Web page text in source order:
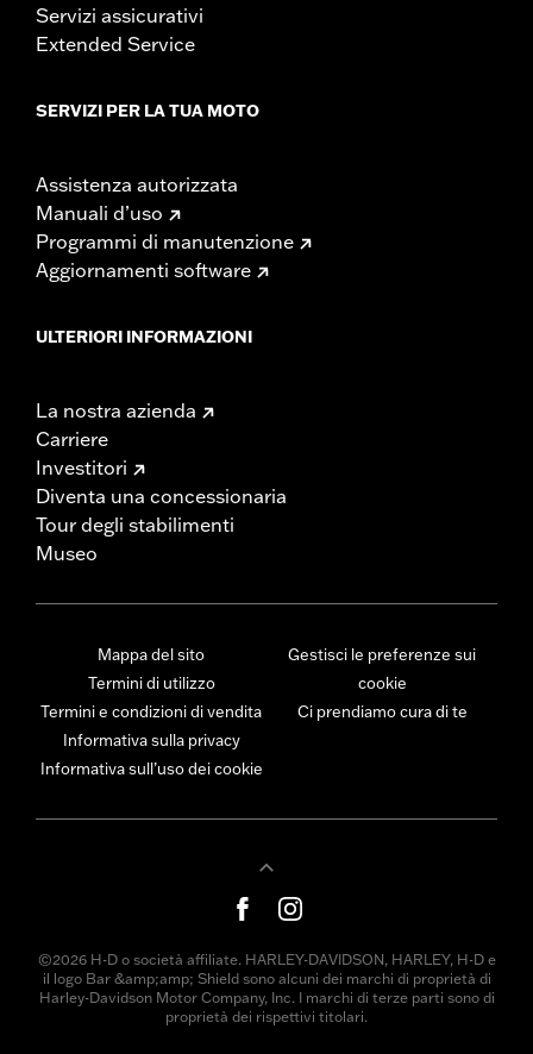
Servizi assicurativi
Extended Service
SERVIZI PER LA TUA MOTO
Assistenza autorizzata
Manuali d’uso
Programmi di manutenzione
Aggiornamenti software
ULTERIORI INFORMAZIONI
La nostra azienda
Carriere
Investitori
Diventa una concessionaria
Tour degli stabilimenti
Museo
Mappa del sito
Termini di utilizzo
Termini e condizioni di vendita
Informativa sulla privacy
Informativa sull’uso dei cookie
Gestisci le preferenze sui
cookie
Ci prendiamo cura di te
©2026 H-D o società affiliate. HARLEY-DAVIDSON, HARLEY, H-D e
il logo Bar &amp;amp; Shield sono alcuni dei marchi di proprietà di
Harley-Davidson Motor Company, Inc. I marchi di terze parti sono di
proprietà dei rispettivi titolari.